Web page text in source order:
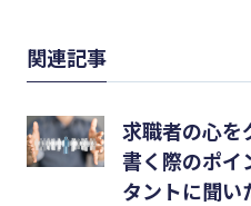
関連記事
求職者の心を
書く際のポイ
タントに聞い